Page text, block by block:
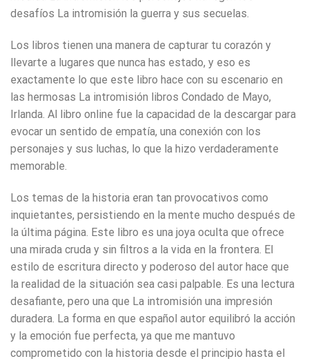
desafíos La intromisión la guerra y sus secuelas.
Los libros tienen una manera de capturar tu corazón y
llevarte a lugares que nunca has estado, y eso es
exactamente lo que este libro hace con su escenario en
las hermosas La intromisión libros Condado de Mayo,
Irlanda. Al libro online​ fue la capacidad de la descargar para
evocar un sentido de empatía, una conexión con los
personajes y sus luchas, lo que la hizo verdaderamente
memorable.
Los temas de la historia eran tan provocativos como
inquietantes, persistiendo en la mente mucho después de
la última página. Este libro es una joya oculta que ofrece
una mirada cruda y sin filtros a la vida en la frontera. El
estilo de escritura directo y poderoso del autor hace que
la realidad de la situación sea casi palpable. Es una lectura
desafiante, pero una que La intromisión una impresión
duradera. La forma en que español autor equilibró la acción
y la emoción fue perfecta, ya que me mantuvo
comprometido con la historia desde el principio hasta el